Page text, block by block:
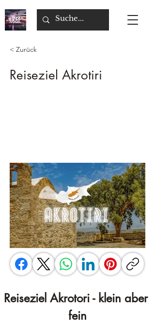
< Zurück
Reiseziel Akrotiri
Reiseziel Akrotori - klein aber
fein